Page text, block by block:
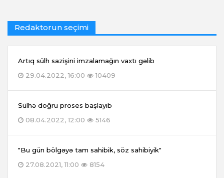
Redaktorun seçimi
Artıq sülh sazişini imzalamağın vaxtı gəlib
29.04.2022, 16:00
10409
Sülhə doğru proses başlayıb
08.04.2022, 12:00
5146
"Bu gün bölgəyə tam sahibik, söz sahibiyik"
27.08.2021, 11:00
8154